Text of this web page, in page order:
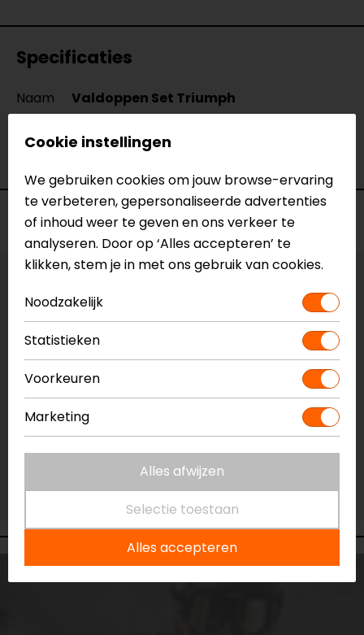
Specificaties
Naam
Valdoppen Set Triumph
Model
TS6101
Merk
Barracuda
Voorraad
Niet op voorraad
Vestiging Breda
Niet op voorraad
Vestiging Capelle a/d IJssel
Niet op voorraad
Vestiging Eindhoven
Niet op voorraad
Cookie instellingen
We gebruiken cookies om jouw browse-ervaring
te verbeteren, gepersonaliseerde advertenties
of inhoud weer te geven en ons verkeer te
analyseren. Door op ‘Alles accepteren’ te
klikken, stem je in met ons gebruik van cookies.
Noodzakelijk
Statistieken
Voorkeuren
Marketing
Alles afwijzen
Selectie toestaan
Alles accepteren